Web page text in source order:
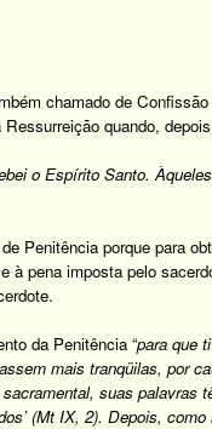
chamado de
quando,
o Espírito Santo.
Penitência porque para
à pena imposta pelo
da Penitência “para que
mais tranqüilas, por
suas palavras
(Mt IX, 2). Depois,